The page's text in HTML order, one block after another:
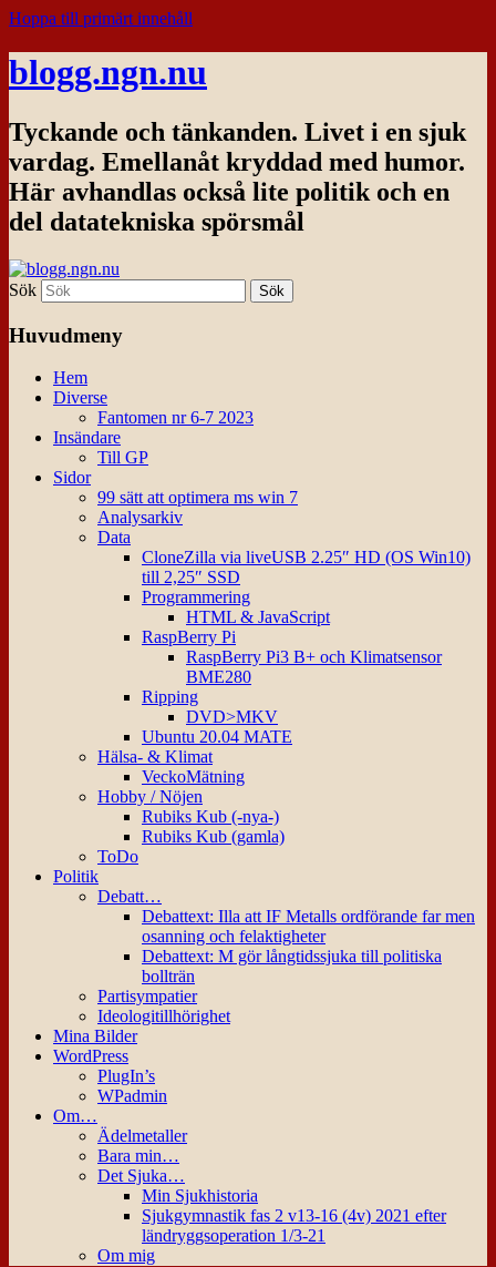
Hoppa till primärt innehåll
blogg.ngn.nu
Tyckande och tänkanden. Livet i en sjuk
vardag. Emellanåt kryddad med humor.
Här avhandlas också lite politik och en
del datatekniska spörsmål
Sök
Huvudmeny
Hem
Diverse
Fantomen nr 6-7 2023
Insändare
Till GP
Sidor
99 sätt att optimera ms win 7
Analysarkiv
Data
CloneZilla via liveUSB 2.25″ HD (OS Win10)
till 2,25″ SSD
Programmering
HTML & JavaScript
RaspBerry Pi
RaspBerry Pi3 B+ och Klimatsensor
BME280
Ripping
DVD>MKV
Ubuntu 20.04 MATE
Hälsa- & Klimat
VeckoMätning
Hobby / Nöjen
Rubiks Kub (-nya-)
Rubiks Kub (gamla)
ToDo
Politik
Debatt…
Debattext: Illa att IF Metalls ordförande far men
osanning och felaktigheter
Debattext: M gör långtidssjuka till politiska
bollträn
Partisympatier
Ideologitillhörighet
Mina Bilder
WordPress
PlugIn’s
WPadmin
Om…
Ädelmetaller
Bara min…
Det Sjuka…
Min Sjukhistoria
Sjukgymnastik fas 2 v13-16 (4v) 2021 efter
ländryggsoperation 1/3-21
Om mig